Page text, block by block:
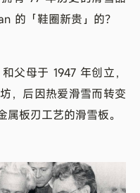
的「鞋圈新贵」的？
父母于 1947 年创立，
，后因热爱滑雪而转变
板刃工艺的滑雪板。